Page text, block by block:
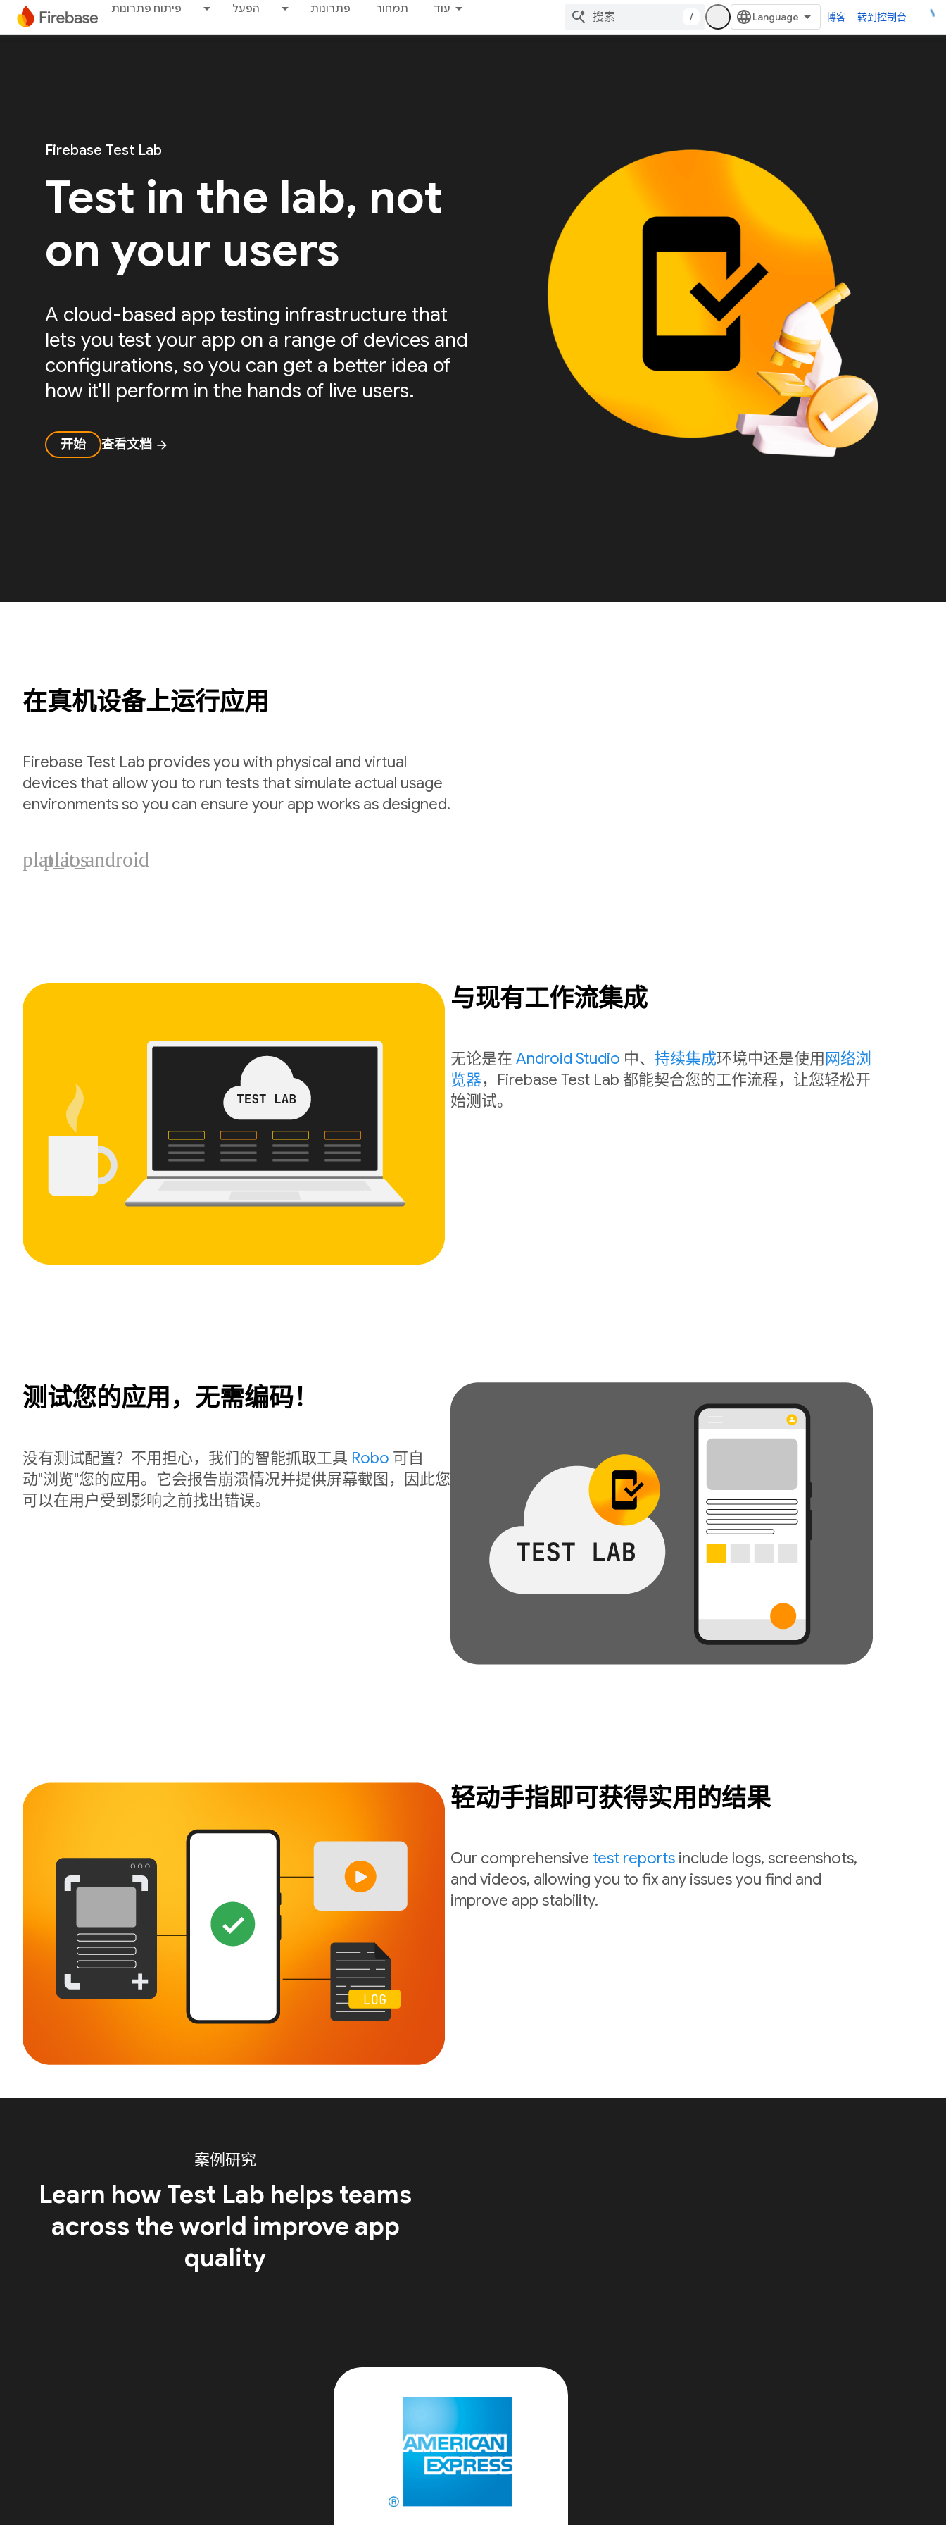
פיתוח פתרונות הפעל פתרונות תמחור עוד
/ 博客 转到控制台
Firebase Test Lab
Test in the lab, not
on your users
A cloud-based app testing infrastructure that
lets you test your app on a range of devices and
configurations, so you can get a better idea of
how it'll perform in the hands of live users.
开始 查看文档 arrow_forward
在真机设备上运行应用
Firebase Test Lab provides you with physical and virtual
devices that allow you to run tests that simulate actual usage
environments so you can ensure your app works as designed.
plat_ios
plat_android
与现有工作流集成
无论是在 Android Studio 中、 持续集成环境中还是使用 网络浏
览器，Firebase Test Lab 都能契合您的工作流程，让您轻松开
始测试。
测试您的应用，无需编码！
没有测试配置？不用担心，我们的智能抓取工具 Robo 可自
动"浏览"您的应用。它会报告崩溃情况并提供屏幕截图，因此您
可以在用户受到影响之前找出错误。
轻动手指即可获得实用的结果
Our comprehensive test reports include logs, screenshots,
and videos, allowing you to fix any issues you find and
improve app stability.
案例研究
Learn how Test Lab helps teams
across the world improve app
quality